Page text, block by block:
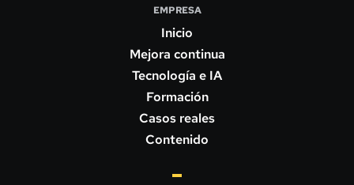
EMPRESA
Inicio
Mejora continua
Tecnología e IA
Formación
Casos reales
Contenido